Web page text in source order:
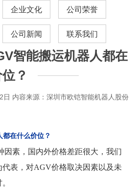
企业文化 公司荣誉
公司新闻 联系我们
智能搬运机器人都在
？
日 内容来源：深圳市欧铠智能机器人股份
在什么价位？
因素，国内外价格差距很大，我们
代表，对AGV价格取决因素以及未